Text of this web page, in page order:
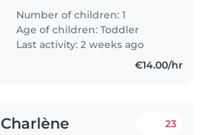
Babysitter or Nanny to join our
family. Reliability and a warm
heart are a must. Feel free to..
Number of children: 1
Age of children:Toddler
Last activity: 2 weeks ago
€14.00/hr
Charlène 23